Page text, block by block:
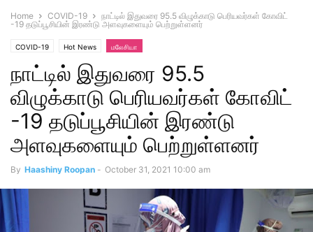
Home COVID-19
நாட்டில் இதுவரை 95.5 விழுக்காடு பெரியவர்கள் கோவிட்
-19 தடுப்பூசியின் இரண்டு அளவுகளையும் பெற்றுள்ளனர்
COVID-19 Hot News மலேசியா
நாட்டில் இதுவரை 95.5
விழுக்காடு பெரியவர்கள் கோவிட்
-19 தடுப்பூசியின் இரண்டு
அளவுகளையும் பெற்றுள்ளனர்
By Haashiny Roopan - October 31, 2021 10:00 am